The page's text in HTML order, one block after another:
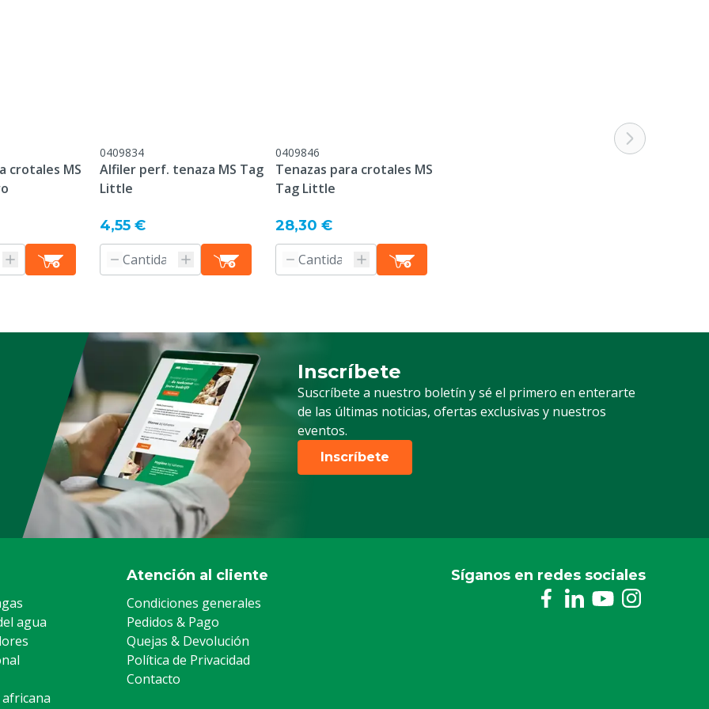
ha sido encargado
para usted y no puede
o devuelto después del
crotales MS
0409834
Alfiler perf. tenaza MS Tag
Little
4,55 €
0409846
Tenazas para crotales MS
Tag Little
28,30 €
Inscríbete
Suscríbete a nuestro boletín y sé el primero en enterarte
de las últimas noticias, ofertas exclusivas y nuestros
eventos.
Suscripción a nuestro boletín
Inscríbete
agua
Atención al cliente
Condiciones generales
Pedidos & Pago
Quejas & Devolución
Política de Privacidad
Contacto
Síganos en redes sociales